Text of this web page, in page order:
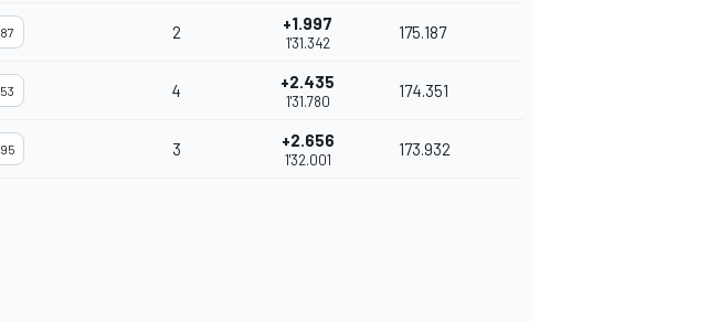
87 2 +1.997
1'31.342
175.187
53 4 +2.435
1'31.780
174.351
95 3 +2.656
1'32.001
173.932